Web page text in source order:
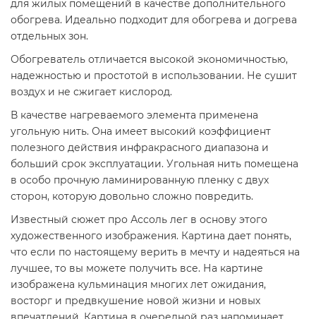
для жилых помещений в качестве дополнительного
обогрева. Идеально подходит для обогрева и догрева
отдельных зон.
Обогреватель отличается высокой экономичностью,
надежностью и простотой в использовании. Не сушит
воздух и не сжигает кислород.
В качестве нагреваемого элемента применена
угольную нить. Она имеет высокий коэффициент
полезного действия инфракрасного диапазона и
больший срок эксплуатации. Угольная нить помещена
в особо прочную ламинированную пленку с двух
сторон, которую довольно сложно повредить.
Известный сюжет про Ассоль лег в основу этого
художественного изображения. Картина дает понять,
что если по настоящему верить в мечту и надеяться на
лучшее, то вы можете получить все. На картине
изображена кульминация многих лет ожидания,
восторг и предвкушение новой жизни и новых